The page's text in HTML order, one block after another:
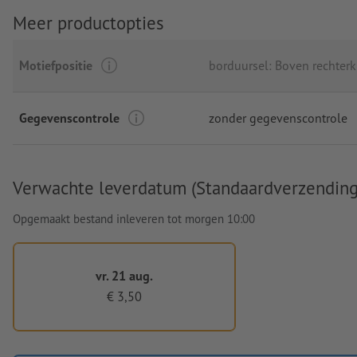
Meer productopties
Motiefpositie borduursel: Boven
Gegevenscontrole zonder gegevenscontrole
Verwachte leverdatum
Opgemaakt bestand inleveren tot morgen 10:00
vr. 21 aug.
€ 3,50